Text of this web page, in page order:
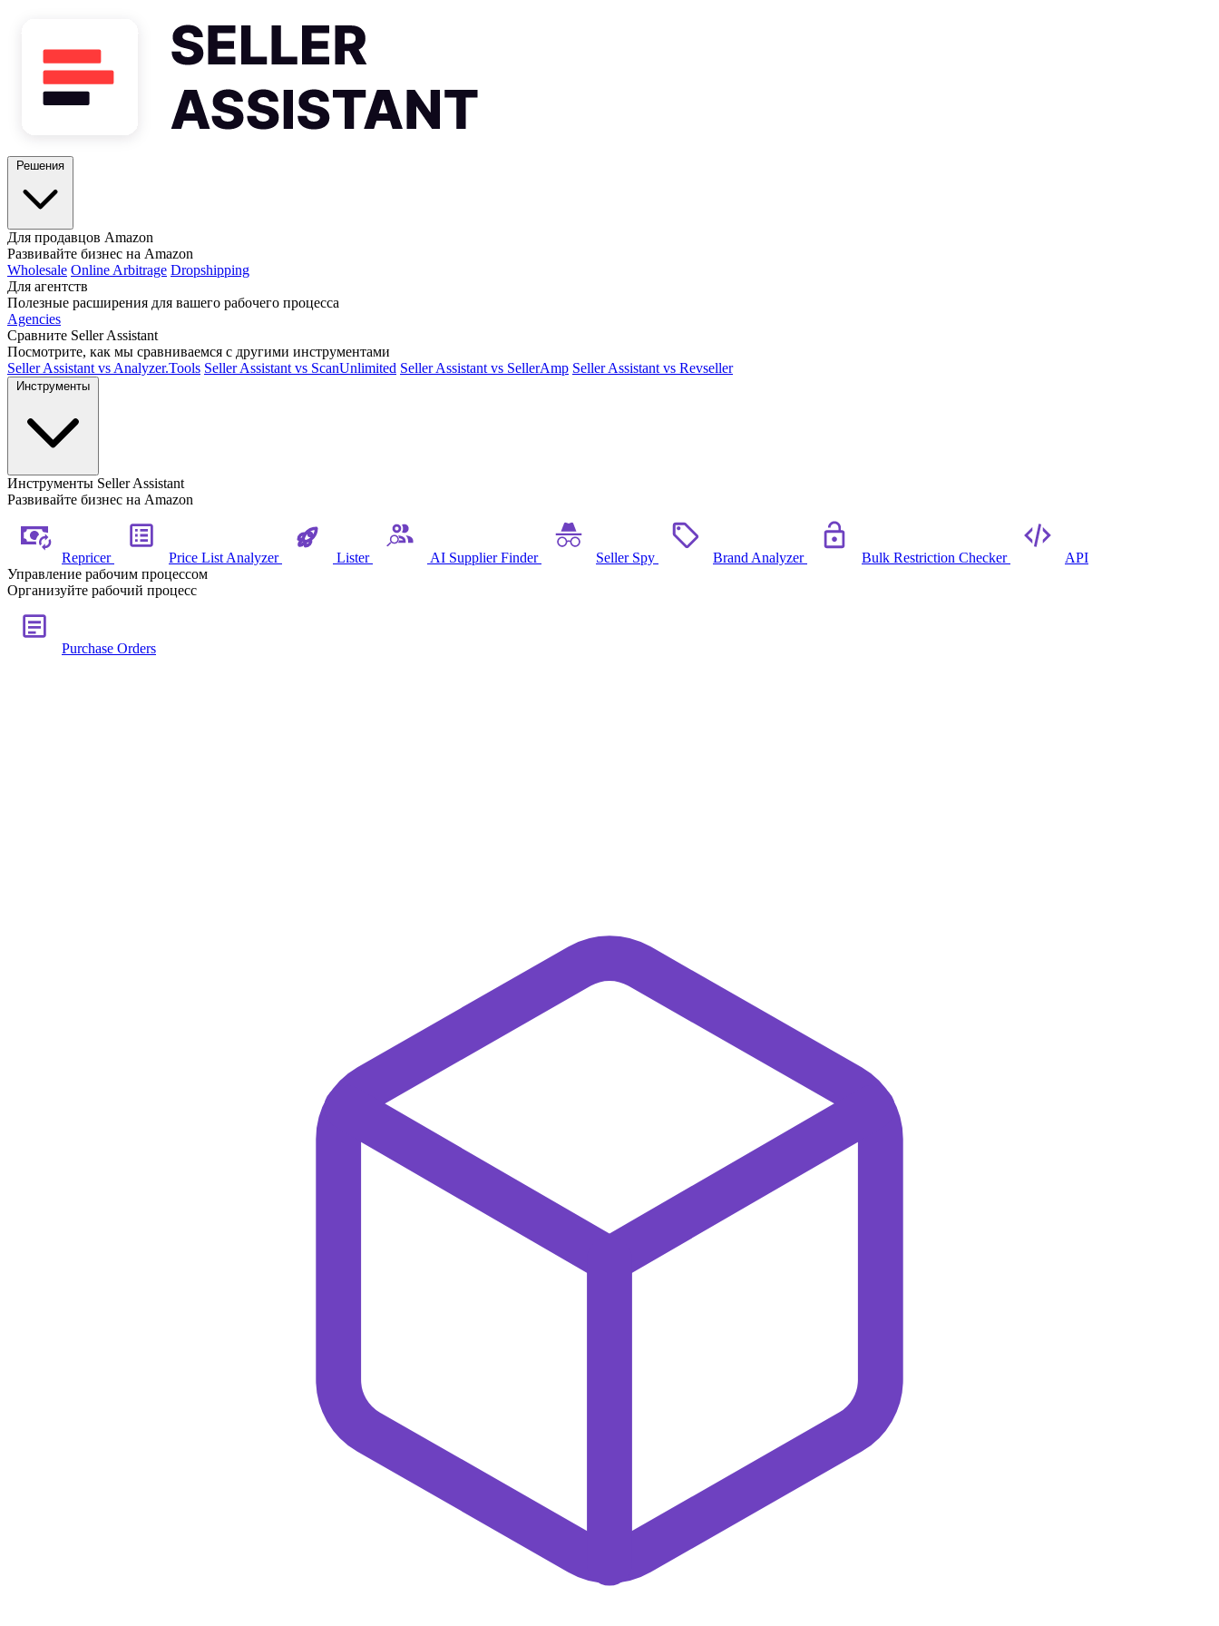
Для продавцов Amazon
Развивайте бизнес на Amazon
Wholesale Online Arbitrage Dropshipping
Для агентств
Полезные расширения для вашего рабочего процесса
Agencies
Сравните Seller Assistant
Посмотрите, как мы сравниваемся с другими инструментами
Seller Assistant vs Analyzer.Tools Seller Assistant vs ScanUnlimited Seller Assistant vs SellerAmp Seller Assistant vs Revseller
Инструменты Seller Assistant
Развивайте бизнес на Amazon
Repricer Price List Analyzer Lister AI Supplier Finder Seller Spy Brand Analyzer Bulk Restriction Checker
API
Управление рабочим процессом
Организуйте рабочий процесс
Purchase Orders